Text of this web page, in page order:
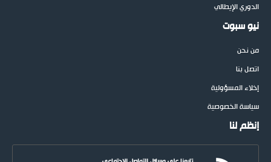
الدوري الإيطالي
نيو سبوت
من نحن
اتصل بنا
إخلاء المسؤولية
سياسة الخصوصية
إنظم لنا